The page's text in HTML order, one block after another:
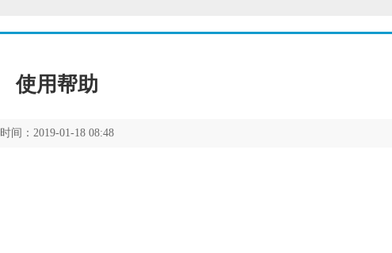
使用帮助
时间：2019-01-18 08:48